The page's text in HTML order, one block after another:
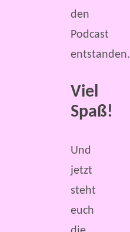
den
Podcast
entstanden.
Viel
Spaß!
Und
jetzt
steht
euch